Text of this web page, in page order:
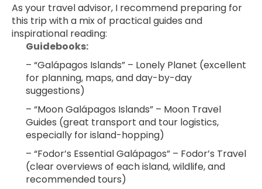
As your travel advisor, I recommend preparing for
this trip with a mix of practical guides and
inspirational reading:
Guidebooks:
– “Galápagos Islands” – Lonely Planet (excellent
for planning, maps, and day-by-day
suggestions)
– “Moon Galápagos Islands” – Moon Travel
Guides (great transport and tour logistics,
especially for island-hopping)
– “Fodor’s Essential Galápagos” – Fodor’s Travel
(clear overviews of each island, wildlife, and
recommended tours)